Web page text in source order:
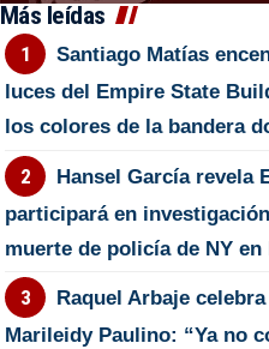
Más leídas
Santiago Matías
luces del Empire State
los colores de la bandera
Hansel García revela
participará en
muerte de policía de NY en
Raquel Arbaje
Marileidy Paulino: “Ya no